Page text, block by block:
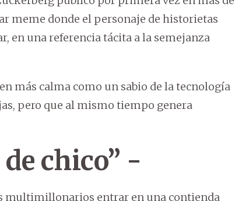
meme donde el personaje de historietas
en una referencia tácita a la semejanza
más calma como un sabio de la tecnología
pero que al mismo tiempo genera
chico” -
multimillonarios entrar en una contienda